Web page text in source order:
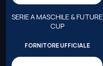
SERIE A MASCHILE & FUTURE
CUP
FORNITORE UFFICIALE